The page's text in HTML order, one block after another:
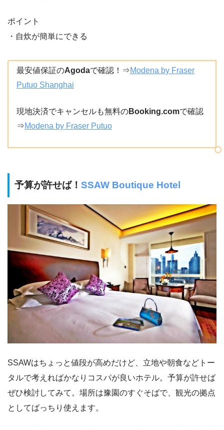
ポイント
・自炊が簡単にできる
最安値保証のAgodaで確認！⇒Modena by Fraser
Putuo Shanghai
現地決済でキャンセルも無料のBooking.comで確認
⇒Modena by Fraser Putuo
予算が許せば！ SSAW Boutique Hotel
SSAWはちょっと値段が高めだけど、立地や朝食などトー
タルで考えればかなりコスパが良いホテル。予算が許せば
ぜひ検討してみて。場所は豫園のすぐそばで、観光の拠点
としてばっちり使えます。